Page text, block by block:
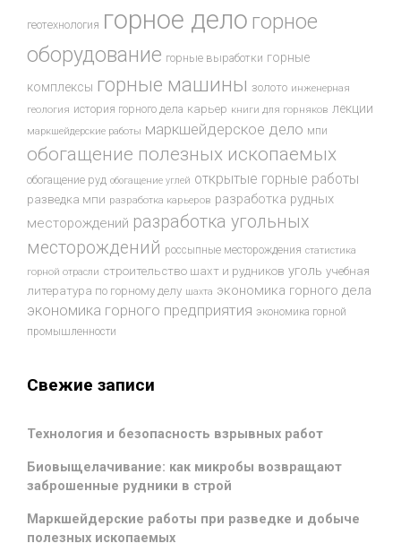
геотехнология горное дело горное
оборудование горные выработки горные
комплексы горные машины золото инженерная
геология история горного дела карьер книги для горняков лекции
маркшейдерские работы маркшейдерское дело мпи
обогащение полезных ископаемых
обогащение руд обогащение углей открытые горные работы
разведка мпи разработка карьеров разработка рудных
месторождений разработка угольных
месторождений россыпные месторождения статистика
горной отрасли строительство шахт и рудников уголь учебная
литература по горному делу шахта экономика горного дела
экономика горного предприятия экономика горной
промышленности
Свежие записи
Технология и безопасность взрывных работ
Биовыщелачивание: как микробы возвращают
заброшенные рудники в строй
Маркшейдерские работы при разведке и добыче
полезных ископаемых